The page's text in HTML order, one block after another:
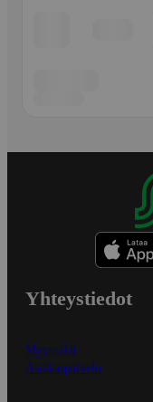
Yhteystiedot
Myymälät
Asiakaspalvelu